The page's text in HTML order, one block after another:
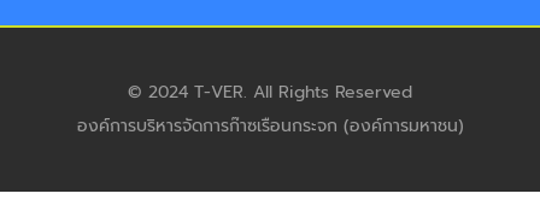
© 2024 T-VER. All Rights Reserved
องค์การบริหารจัดการก๊าซเรือนกระจก (องค์การมหาชน)